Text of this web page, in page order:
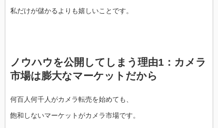
私だけが儲かるよりも嬉しいことです。
ノウハウを公開してしまう理由1：カメラ
市場は膨大なマーケットだから
何百人何千人がカメラ転売を始めても、
飽和しないマーケットがカメラ市場です。